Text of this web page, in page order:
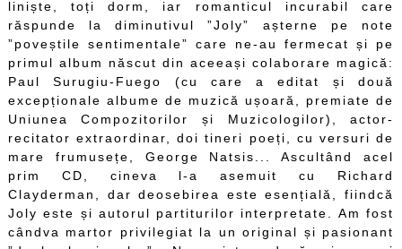
liniște, toți dorm, iar romanticul incurabil care
răspunde la diminutivul ”Joly” așterne pe note
”poveștile sentimentale” care ne-au fermecat și pe
primul album născut din aceeași colaborare magică:
Paul Surugiu-Fuego (cu care a editat și două
excepționale albume de muzică ușoară, premiate de
Uniunea Compozitorilor și Muzicologilor), actor-
recitator extraordinar, doi tineri poeți, cu versuri de
mare frumusețe, George Natsis... Ascultând acel
prim CD, cineva l-a asemuit cu Richard
Clayderman, dar deosebirea este esențială, fiindcă
Joly este și autorul partiturilor interpretate. Am fost
cândva martor privilegiat la un original și pasionant